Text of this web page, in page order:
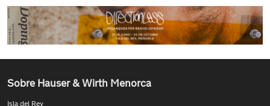
Sobre Hauser & Wirth Menorca
Isla del Rey